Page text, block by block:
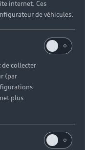
internet. Ces
de véhicules.
collecter
(par
plus